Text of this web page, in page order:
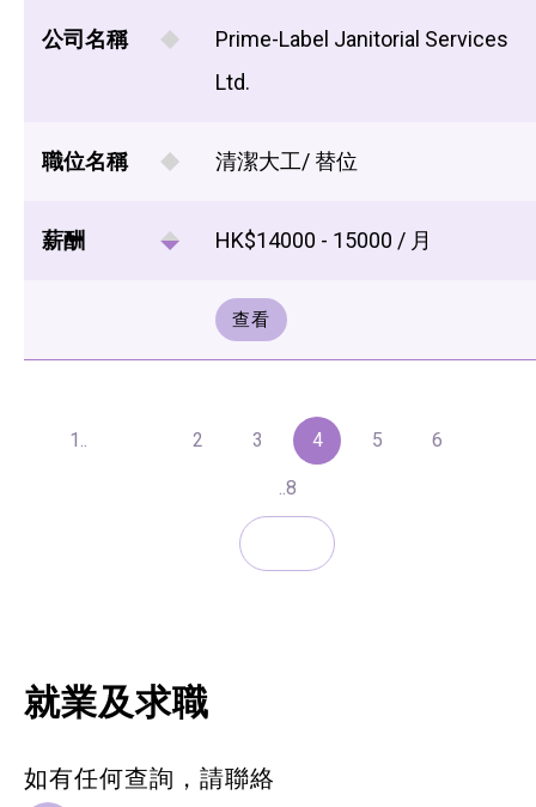
公司名稱
Prime-Label Janitorial Services
Ltd.
職位名稱 清潔大工/ 替位
薪酬 HK$14000 - 15000 / 月
查看
1.. 2 3 4 5 6
..8
就業及求職
如有任何查詢，請聯絡